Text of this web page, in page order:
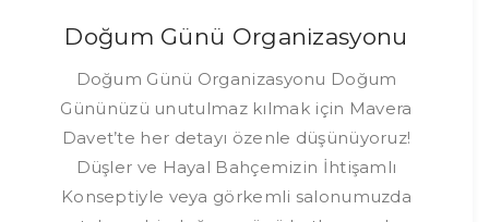
Doğum Günü Organizasyonu
Doğum Günü Organizasyonu Doğum
Gününüzü unutulmaz kılmak için Mavera
Davet’te her detayı özenle düşünüyoruz!
Düşler ve Hayal Bahçemizin İhtişamlı
Konseptiyle veya görkemli salonumuzda